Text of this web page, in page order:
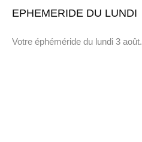
EPHEMERIDE DU LUNDI
Votre éphéméride du lundi 3 août.